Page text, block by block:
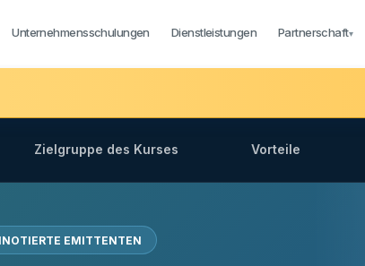
Unternehmensschulungen Dienstleistungen Partnerschaft▾
Zielgruppe des Kurses Vorteile
EMITTENTEN